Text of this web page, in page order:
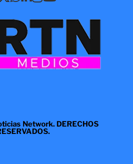
Network. DERECHOS